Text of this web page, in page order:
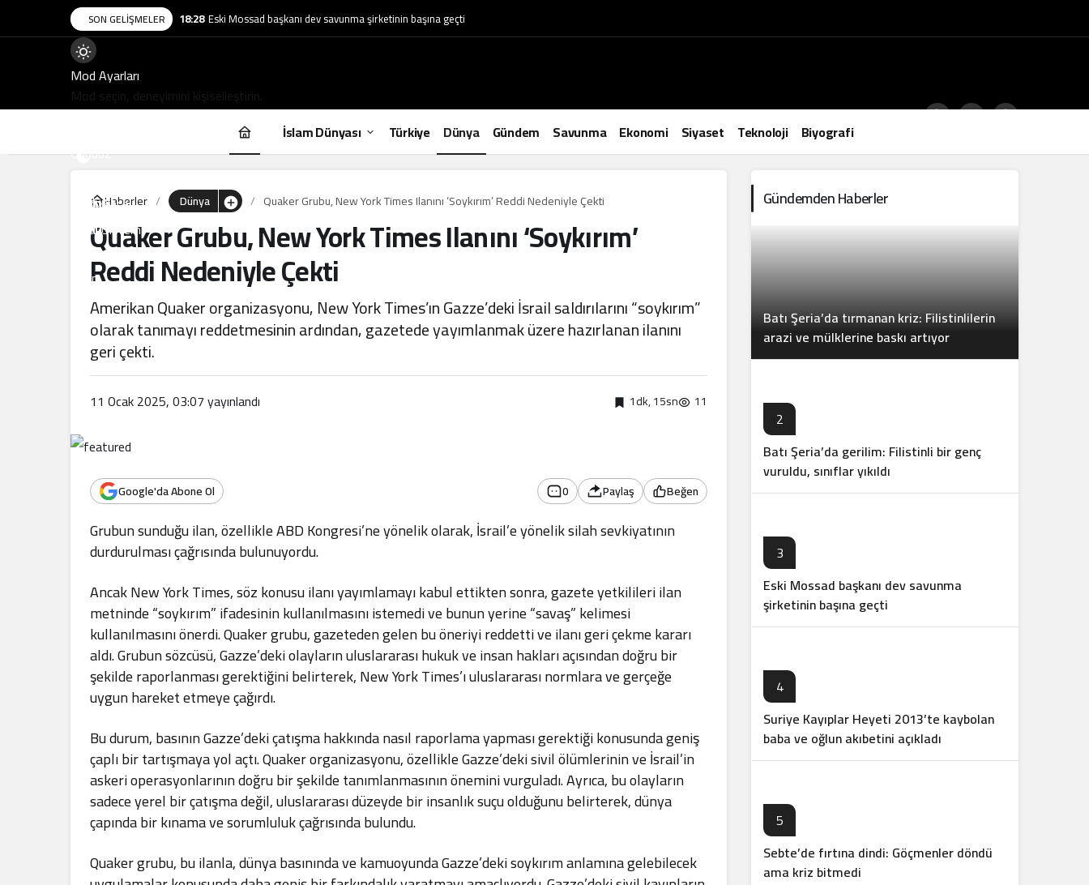
SON GELIŞMELER 18:28 Eski Mossad başkanı dev savunma şirketinin başına geçti
Mod
değiştir
Mod Ayarları
Gündüz
modunu
seçin.
ModuGece
modunu
seçin.
Sistem
ModuSistem
modunu
seçin.
İslam Dünyası Türkiye Dünya Gündem Savunma Ekonomi Siyaset Teknoloji Biyografi
Haberler Dünya Quaker Grubu, New York Times Ilanını ‘Soykırım’ Reddi Nedeniyle Çekti
Quaker Grubu, New York Times Ilanını ‘Soykırım’
Reddi Nedeniyle Çekti
Amerikan Quaker organizasyonu, New York Times’ın Gazze’deki İsrail saldırılarını “soykırım”
olarak tanımayı reddetmesinin ardından, gazetede yayımlanmak üzere hazırlanan ilanını
geri çekti.
11 Ocak 2025, 03:07yayınlandı 1dk, 15sn 11
Google'da Abone Ol 0 Paylaş Beğen
Grubun sunduğu ilan, özellikle ABD Kongresi’ne yönelik olarak, İsrail’e yönelik silah sevkiyatının
durdurulması çağrısında bulunuyordu.
Ancak New York Times, söz konusu ilanı yayımlamayı kabul ettikten sonra, gazete yetkilileri ilan
metninde “soykırım” ifadesinin kullanılmasını istemedi ve bunun yerine “savaş” kelimesi
kullanılmasını önerdi. Quaker grubu, gazeteden gelen bu öneriyi reddetti ve ilanı geri çekme kararı
aldı. Grubun sözcüsü, Gazze’deki olayların uluslararası hukuk ve insan hakları açısından doğru bir
şekilde raporlanması gerektiğini belirterek, New York Times’ı uluslararası normlara ve gerçeğe
uygun hareket etmeye çağırdı.
Bu durum, basının Gazze’deki çatışma hakkında nasıl raporlama yapması gerektiği konusunda geniş
çaplı bir tartışmaya yol açtı. Quaker organizasyonu, özellikle Gazze’deki sivil ölümlerinin ve İsrail’in
askeri operasyonlarının doğru bir şekilde tanımlanmasının önemini vurguladı. Ayrıca, bu olayların
sadece yerel bir çatışma değil, uluslararası düzeyde bir insanlık suçu olduğunu belirterek, dünya
çapında bir kınama ve sorumluluk çağrısında bulundu.
Quaker grubu, bu ilanla, dünya basınında ve kamuoyunda Gazze’deki soykırım anlamına gelebilecek
Gündemden Haberler
Batı Şeria’da tırmanan kriz: Filistinlilerin
arazi ve mülklerine baskı artıyor
2
Batı Şeria’da gerilim: Filistinli bir genç
vuruldu, sınıflar yıkıldı
3
Eski Mossad başkanı dev savunma
şirketinin başına geçti
4
Suriye Kayıplar Heyeti 2013’te kaybolan
baba ve oğlun akıbetini açıkladı
5
Sebte’de fırtına dindi: Göçmenler döndü
ama kriz bitmedi